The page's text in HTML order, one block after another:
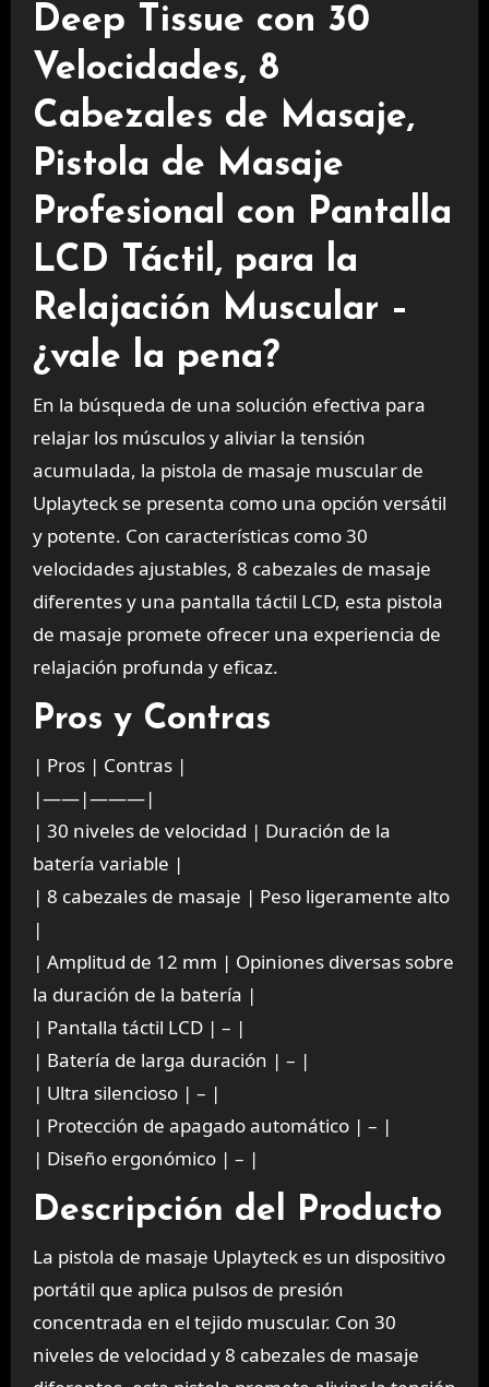
Deep Tissue con 30
Velocidades, 8
Cabezales de Masaje,
Pistola de Masaje
Profesional con Pantalla
LCD Táctil, para la
Relajación Muscular –
¿vale la pena?
En la búsqueda de una solución efectiva para
relajar los músculos y aliviar la tensión
acumulada, la pistola de masaje muscular de
Uplayteck se presenta como una opción versátil
y potente. Con características como 30
velocidades ajustables, 8 cabezales de masaje
diferentes y una pantalla táctil LCD, esta pistola
de masaje promete ofrecer una experiencia de
relajación profunda y eficaz.
Pros y Contras
| Pros | Contras |
|——|———|
| 30 niveles de velocidad | Duración de la
batería variable |
| 8 cabezales de masaje | Peso ligeramente alto
|
| Amplitud de 12 mm | Opiniones diversas sobre
la duración de la batería |
| Pantalla táctil LCD | – |
| Batería de larga duración | – |
| Ultra silencioso | – |
| Protección de apagado automático | – |
| Diseño ergonómico | – |
Descripción del Producto
La pistola de masaje Uplayteck es un dispositivo
portátil que aplica pulsos de presión
concentrada en el tejido muscular. Con 30
niveles de velocidad y 8 cabezales de masaje